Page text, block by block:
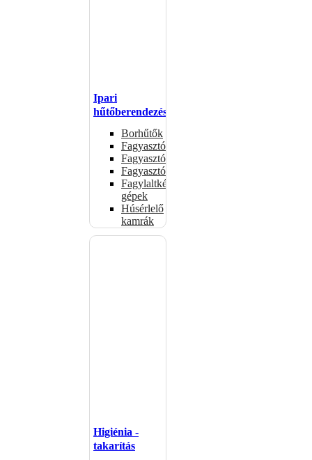
Ipari
hűtőberendezések
Borhűtők
Fagyasztóasztalok
Fagyasztóládák
Fagyasztószekrények
Fagylaltkészítő
gépek
Húsérlelő
kamrák
Higiénia -
takarítás